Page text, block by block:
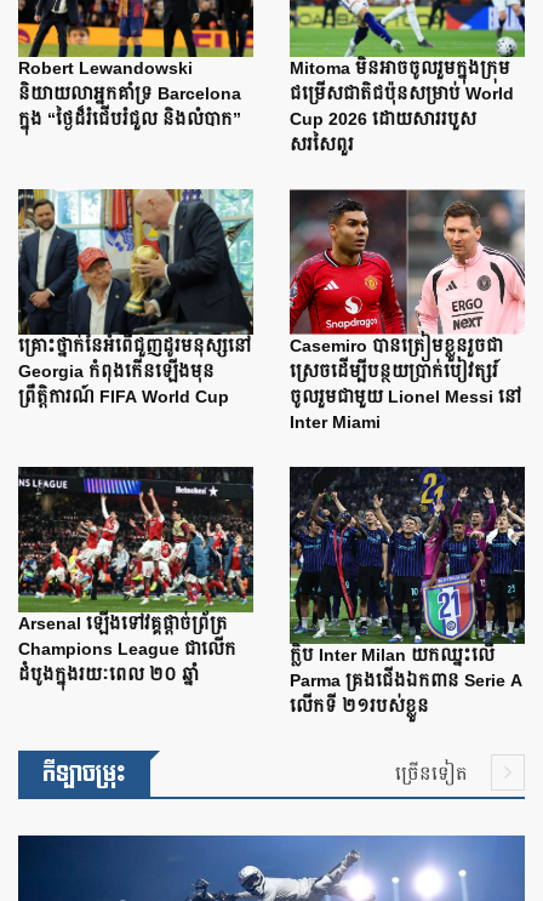
Robert Lewandowski
និយាយលាអ្នកគាំទ្រ Barcelona
ក្នុង “ថ្ងៃដ៏រំជើបរំជួល និងលំបាក”
Mitoma មិនអាចចូលរួមក្នុងក្រុម
ជម្រើសជាតិជប៉ុនសម្រាប់ World
Cup 2026 ដោយសាររបួស
សរសៃពួរ
គ្រោះថ្នាក់នៃអំពើជួញដូរមនុស្សនៅ
Georgia កំពុងកើនឡើងមុន
ព្រឹត្តិការណ៍ FIFA World Cup
Casemiro បានត្រៀមខ្លួនរួចជា
ស្រេចដើម្បីបន្ថយប្រាក់បៀវត្សរ៍
ចូលរួមជាមួយ Lionel Messi នៅ
Inter Miami
Arsenal ឡើងទៅវគ្គផ្តាច់ព្រ័ត្រ
Champions League ជាលើក
ដំបូងក្នុងរយៈពេល ២០ ឆ្នាំ
ក្លិប Inter Milan យកឈ្នះលើ
Parma គ្រងជើងឯកពាន Serie A
លើកទី ២១របស់ខ្លួន
កីឡាចម្រុះ ច្រើនទៀត